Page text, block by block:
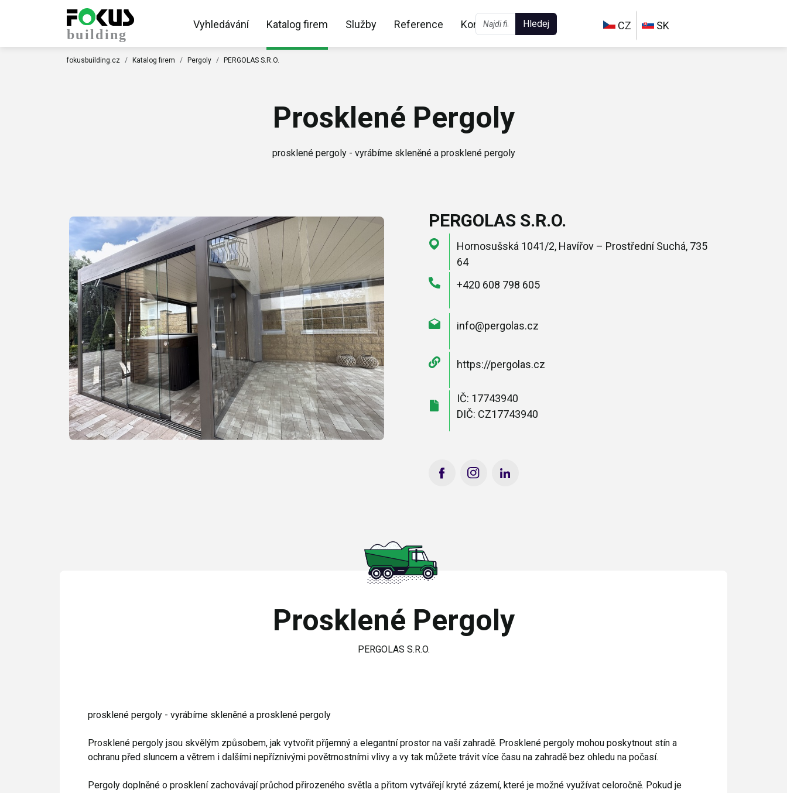
Vyhledávání Katalog firem Služby Reference Kontakt Hledej CZ SK
fokusbuilding.cz Katalog firem Pergoly PERGOLAS S.R.O.
Prosklené Pergoly
prosklené pergoly - vyrábíme skleněné a prosklené pergoly
PERGOLAS S.R.O.
Hornosušská 1041/2, Havířov – Prostřední Suchá, 735
64
+420 608 798 605
info@pergolas.cz
https://pergolas.cz
IČ: 17743940
DIČ: CZ17743940
Prosklené Pergoly
PERGOLAS S.R.O.
prosklené pergoly - vyrábíme skleněné a prosklené pergoly
Prosklené pergoly jsou skvělým způsobem, jak vytvořit příjemný a elegantní prostor na vaší zahradě. Prosklené pergoly mohou poskytnout stín a
ochranu před sluncem a větrem i dalšími nepříznivými povětrnostními vlivy a vy tak můžete trávit více času na zahradě bez ohledu na počasí.
Pergoly doplněné o prosklení zachovávají průchod přirozeného světla a přitom vytvářejí kryté zázemí, které je možné využívat celoročně. Pokud je